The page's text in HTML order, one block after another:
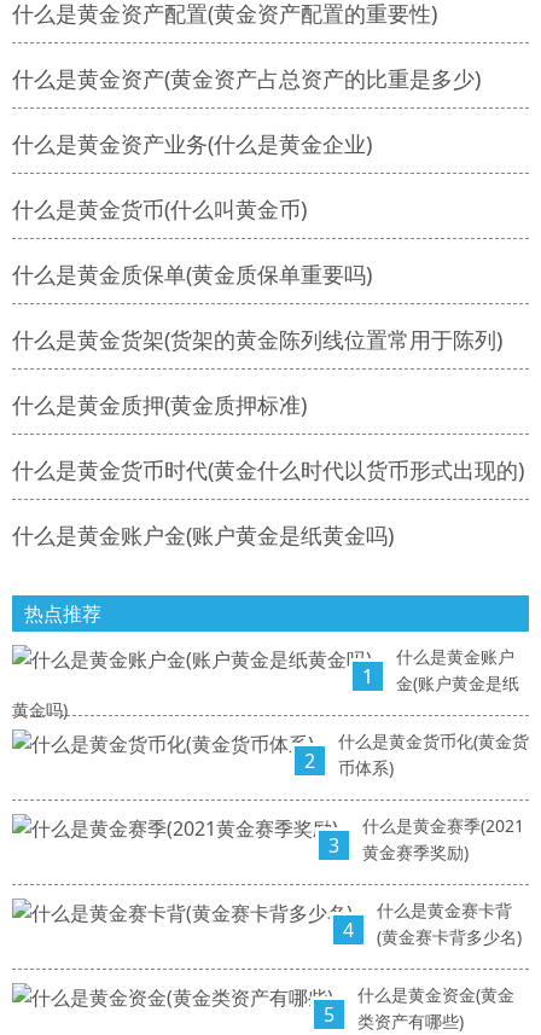
什么是黄金资产配置(黄金资产配置的重要性)
什么是黄金资产(黄金资产占总资产的比重是多少)
什么是黄金资产业务(什么是黄金企业)
什么是黄金货币(什么叫黄金币)
什么是黄金质保单(黄金质保单重要吗)
什么是黄金货架(货架的黄金陈列线位置常用于陈列)
什么是黄金质押(黄金质押标准)
什么是黄金货币时代(黄金什么时代以货币形式出现的)
什么是黄金账户金(账户黄金是纸黄金吗)
热点推荐
1
什么是黄金账户
金(账户黄金是纸
黄金吗)
2
什么是黄金货币化(黄金货
币体系)
3
什么是黄金赛季(2021
黄金赛季奖励)
4
什么是黄金赛卡背
(黄金赛卡背多少名)
5
什么是黄金资金(黄金
类资产有哪些)